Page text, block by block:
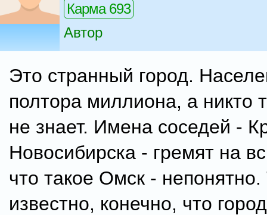
Карма 693
Автор
Это странный город.
полтора миллиона, а никто
не знает. Имена соседей -
Новосибирска - гремят на
что такое Омск - непонятно.
известно, конечно, что